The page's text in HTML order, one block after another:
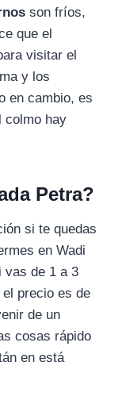
son fríos,
que el
visitar el
y los
en cambio, es
colmo hay
Petra?
si te quedas
en Wadi
vas de 1 a 3
precio es de
de un
cosas rápido
en está